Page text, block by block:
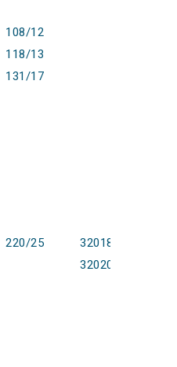
108/12
118/13
131/17
220/25
32018R1976,
32020R0358